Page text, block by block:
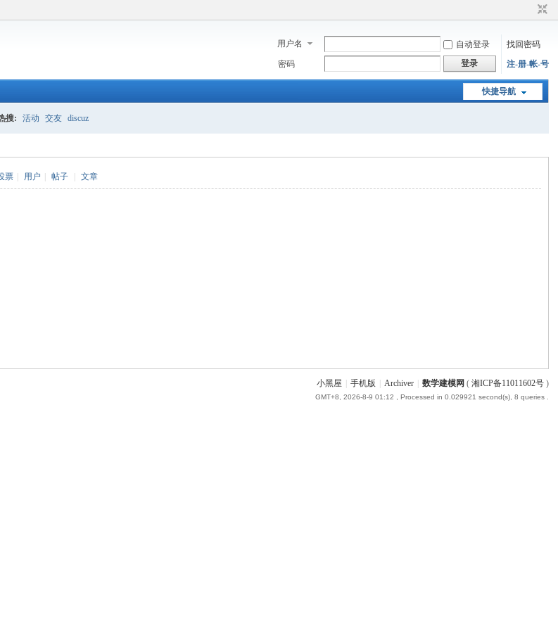
用户名 自动登录
找回密码
密码
登录 注-册-帐-号
快捷导航
搜: 活动 交友 discuz
票 用户 帖子 文章
小黑屋 手机版 Archiver 数学建模网 ( 湘ICP备11011602号)
GMT+8, 2026-8-9 01:12 , Processed in 0.029921 second(s), 8 queries .